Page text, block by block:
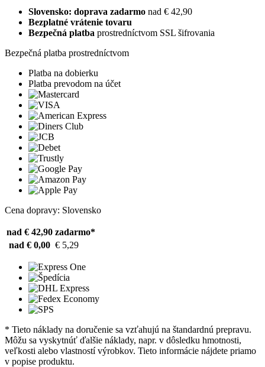
Slovensko: doprava zadarmo nad € 42,90
Bezplatné vrátenie tovaru
Bezpečná platba prostredníctvom SSL šifrovania
Bezpečná platba prostredníctvom
Platba na dobierku
Platba prevodom na účet
Cena dopravy: Slovensko
nad € 42,90 zadarmo*
nad € 0,00 € 5,29
* Tieto náklady na doručenie sa vzťahujú na štandardnú prepravu.
Môžu sa vyskytnúť ďalšie náklady, napr. v dôsledku hmotnosti,
veľkosti alebo vlastností výrobkov. Tieto informácie nájdete priamo
v popise produktu.